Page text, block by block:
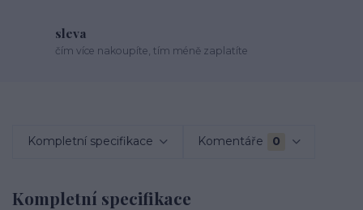
sleva
čím více nakoupíte, tím méně zaplatíte
Kompletní specifikace Komentáře 0
Kompletní specifikace